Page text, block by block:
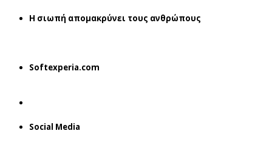
H σιωπή απομακρύνει τους ανθρώπους
Softexperia.com
Social Media